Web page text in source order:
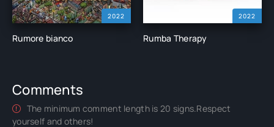
2022
Rumore bianco
2022
Rumba Therapy
Comments
The minimum comment length is 20 signs.Respect
yourself and others!